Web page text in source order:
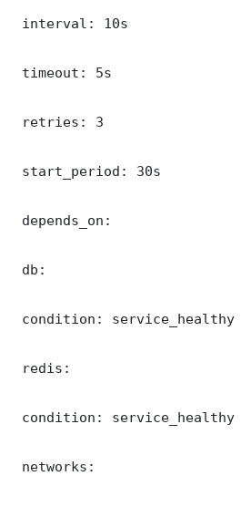
interval: 10s
timeout: 5s
retries: 3
start_period: 30s
depends_on:
db:
condition: service_healthy
redis:
condition: service_healthy
networks: